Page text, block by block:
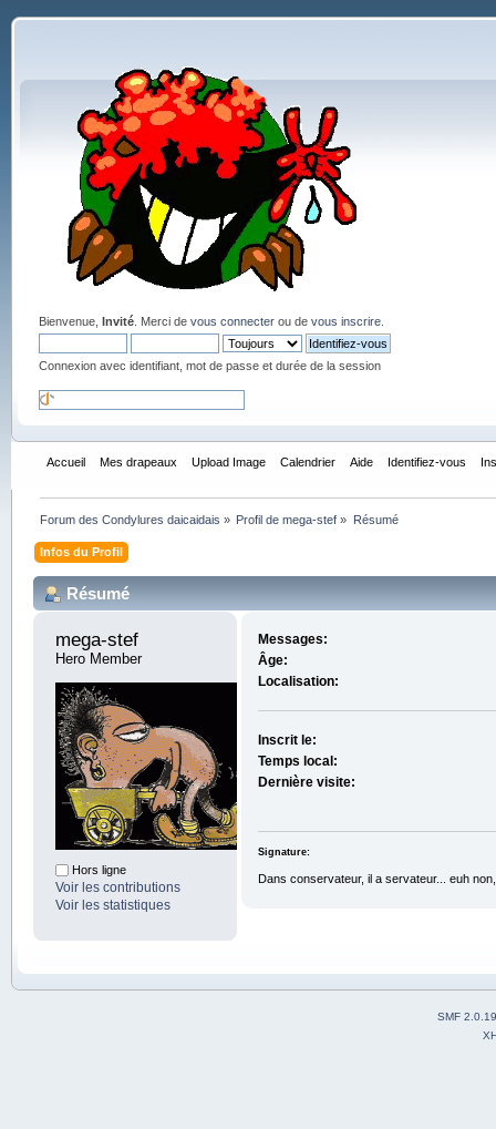
Bienvenue, Invité. Merci de vous connecterou de vous inscrire.
Connexion avec identifiant, mot de passe et durée de la session
Accueil Mes drapeaux Upload Image Calendrier Aide Identifiez-vous
Forum des Condylures daicaidais » Profil de mega-stef » Résumé
Infos du Profil
Résumé
mega-stef
Hero Member
Hors ligne
Voir les contributions
Voir les statistiques
Messages:
Âge:
Localisation:
Inscrit le:
Temps local:
Dernière visite:
Signature:
Dans conservateur, il a servateur... euh
SMF 2.0.19